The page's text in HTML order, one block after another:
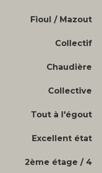
Fioul / Mazout
Collectif
Chaudière
Collective
Tout à l'égout
Excellent état
2ème étage / 4